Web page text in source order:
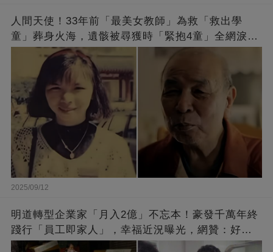
人間天使！33年前「最美女教師」為救「救出學
童」葬身火海，遺骸被尋獲時「緊抱4童」全網淚
崩：真正的英雄不該被遺忘
2025/09/12
明道轉型企業家「月入2億」不忘本！豪發千萬年終
踐行「員工即家人」，幸福近況曝光，網贊：好老
闆的福報